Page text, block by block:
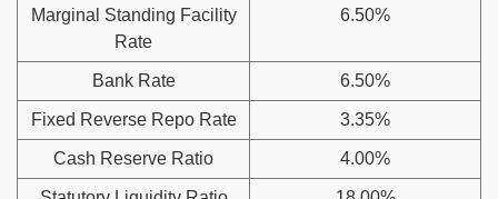
Marginal Standing Facility
Rate
6.50%
Bank Rate 6.50%
Fixed Reverse Repo Rate 3.35%
Cash Reserve Ratio 4.00%